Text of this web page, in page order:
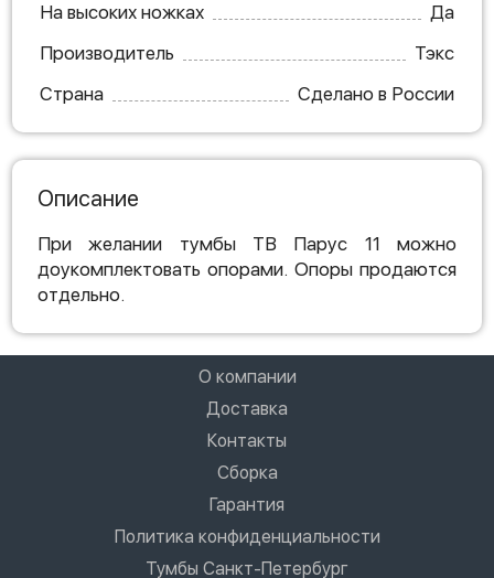
На высоких ножках
Да
Производитель
Тэкс
Страна
Сделано в России
Описание
При желании тумбы ТВ Парус 11 можно
доукомплектовать опорами. Опоры продаются
отдельно.
О компании
Доставка
Контакты
Сборка
Гарантия
Политика конфиденциальности
Тумбы Санкт-Петербург